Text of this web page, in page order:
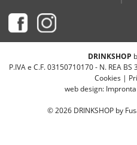
DRINKSHOP
P.IVA e C.F. 03150710170 - N. REA
Cookies|
web design:
©2026 DRINKSHOP by